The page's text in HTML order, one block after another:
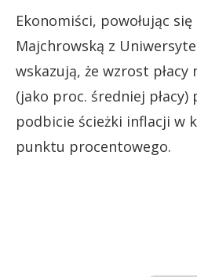
Ekonomiści, powołując
Majchrowską z
wskazują, że wzrost
(jako proc. średniej płacy)
podbicie ścieżki inflacji w
punktu procentowego.